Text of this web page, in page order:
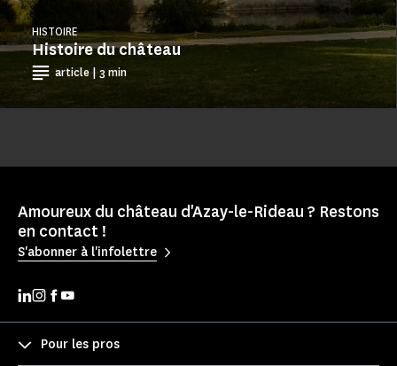
Histoire du château
HISTOIRE
article | 3 min
Amoureux du château d'Azay-le-Rideau ? Restons
en contact !
S'abonner à l'infolettre
Pour les pros